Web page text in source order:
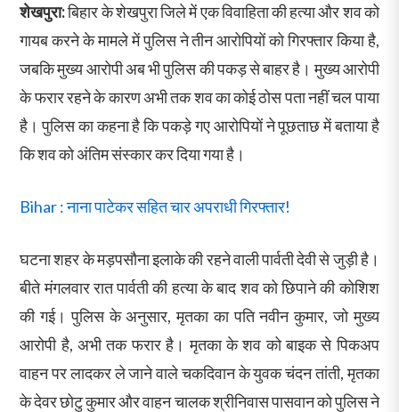
शेखपुरा:बिहार के शेखपुरा जिले में एक विवाहिता की हत्या और शव को
गायब करने के मामले में पुलिस ने तीन आरोपियों को गिरफ्तार किया है,
जबकि मुख्य आरोपी अब भी पुलिस की पकड़ से बाहर है। मुख्य आरोपी
के फरार रहने के कारण अभी तक शव का कोई ठोस पता नहीं चल पाया
है। पुलिस का कहना है कि पकड़े गए आरोपियों ने पूछताछ में बताया है
कि शव को अंतिम संस्कार कर दिया गया है।
Bihar : नाना पाटेकर सहित चार अपराधी गिरफ्तार!
घटना शहर के मड़पसौना इलाके की रहने वाली पार्वती देवी से जुड़ी है।
बीते मंगलवार रात पार्वती की हत्या के बाद शव को छिपाने की कोशिश
की गई। पुलिस के अनुसार, मृतका का पति नवीन कुमार, जो मुख्य
आरोपी है, अभी तक फरार है। मृतका के शव को बाइक से पिकअप
वाहन पर लादकर ले जाने वाले चकदिवान के युवक चंदन तांती, मृतका
के देवर छोटु कुमार और वाहन चालक श्रीनिवास पासवान को पुलिस ने